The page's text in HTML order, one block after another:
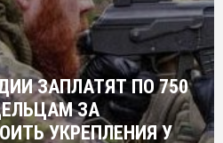
ЗАПЛАТЯТ ПО 750
ЗА
УКРЕПЛЕНИЯ У